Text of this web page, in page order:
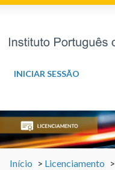
INICIAR SESSÃO
Início > Licenciamento >